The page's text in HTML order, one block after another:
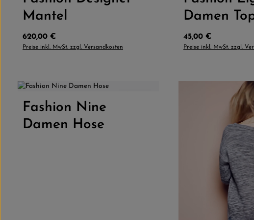
Mantel
Regulärer Preis:
620,00 €
Preise inkl. MwSt. zzgl. Versandkosten
Damen
Regulärer Preis:
45,00 €
Preise inkl. MwSt. zzgl.
Produkt Anzahl: Gib den gewünschten
Fashion Nine
Damen Hose